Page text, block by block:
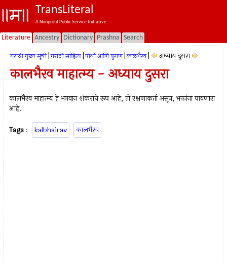
TransLiteral
A Nonprofit Public Service Initiative.
Literature Ancestry Dictionary Prashna Search
मराठी मुख्य सूची मराठी साहित्य पोथी आणि पुराण काळभैरव अध्याय दुसरा
कालभैरव माहात्म्य - अध्याय दुसरा
कालभैरव माहात्म्य हे भगवान शंकराचे रूप आहे, तो रक्षणाकर्ता असून, भक्तांना पावणारा
आहे.
Tags : kalbhairav कालभैरव